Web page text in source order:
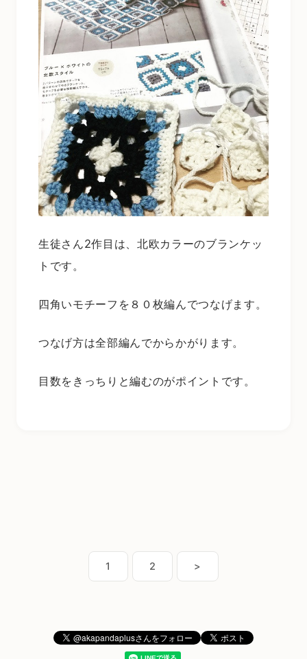
生徒さん2作目は、北欧カラーのブランケッ
トです。
四角いモチーフを８０枚編んでつなげます。
つなげ方は全部編んでからかがります。
目数をきっちりと編むのがポイントです。
1 2 >